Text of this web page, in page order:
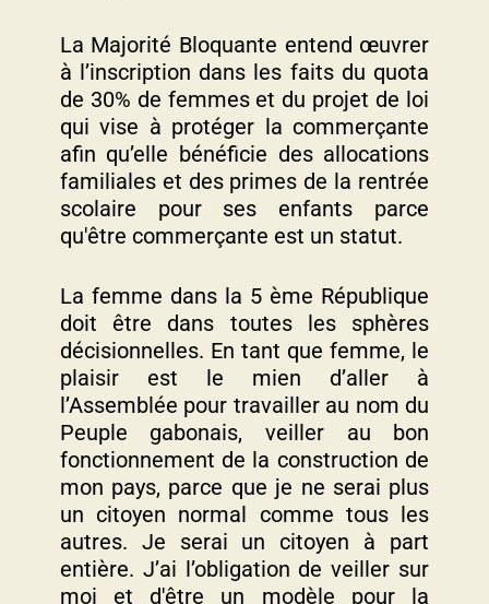
La Majorité Bloquante entend œuvrer
à l’inscription dans les faits du quota
de 30% de femmes et du projet de loi
qui vise à protéger la commerçante
afin qu’elle bénéficie des allocations
familiales et des primes de la rentrée
scolaire pour ses enfants parce
qu'être commerçante est un statut.
La femme dans la 5 ème République
doit être dans toutes les sphères
décisionnelles. En tant que femme, le
plaisir est le mien d’aller à
l’Assemblée pour travailler au nom du
Peuple gabonais, veiller au bon
fonctionnement de la construction de
mon pays, parce que je ne serai plus
un citoyen normal comme tous les
autres. Je serai un citoyen à part
entière. J’ai l’obligation de veiller sur
moi et d'être un modèle pour la